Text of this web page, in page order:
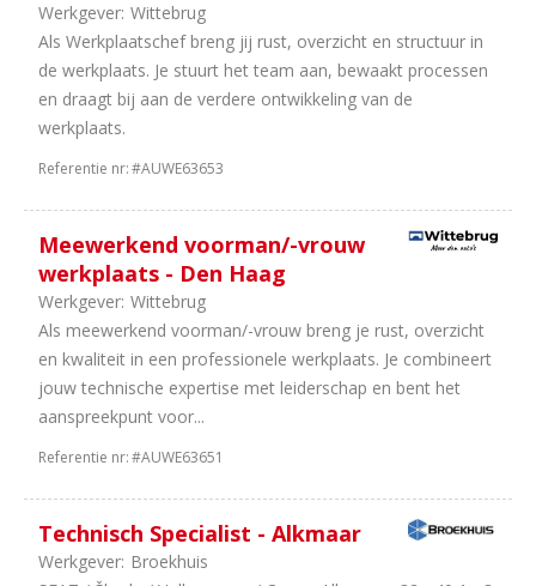
Werkgever: Wittebrug
Als Werkplaatschef breng jij rust, overzicht en structuur in
de werkplaats. Je stuurt het team aan, bewaakt processen
en draagt bij aan de verdere ontwikkeling van de
werkplaats.
Referentie nr:#AUWE63653
Meewerkend voorman/-vrouw
werkplaats - Den Haag
Werkgever: Wittebrug
Als meewerkend voorman/-vrouw breng je rust, overzicht
en kwaliteit in een professionele werkplaats. Je combineert
jouw technische expertise met leiderschap en bent het
aanspreekpunt voor...
Referentie nr:#AUWE63651
Technisch Specialist - Alkmaar
Werkgever: Broekhuis